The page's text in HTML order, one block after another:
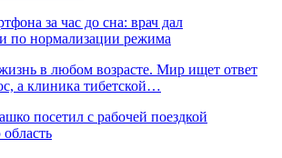
за час до сна: врач дал
по нормализации режима
в любом возрасте. Мир ищет ответ
а клиника тибетской…
посетил с рабочей поездкой